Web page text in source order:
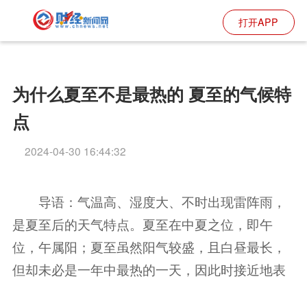
打开APP
为什么夏至不是最热的 夏至的气候特
点
2024-04-30 16:44:32
导语：气温高、湿度大、不时出现雷阵雨，
是夏至后的天气特点。夏至在中夏之位，即午
位，午属阳；夏至虽然阳气较盛，且白昼最长，
但却未必是一年中最热的一天，因此时接近地表